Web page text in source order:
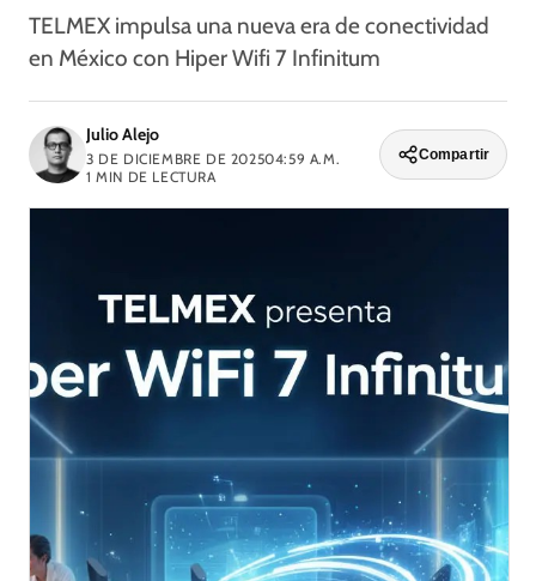
TELMEX impulsa una nueva era de conectividad
en México con Hiper Wifi 7 Infinitum
Julio Alejo
3 DE DICIEMBRE DE 202504:59 A.M.
1 MIN DE LECTURA
Compartir